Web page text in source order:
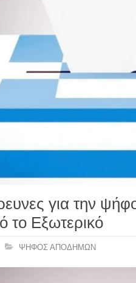
για την
Εξωτερικό
ΨΗΦΟΣ ΑΠΟΔΗΜΩΝ